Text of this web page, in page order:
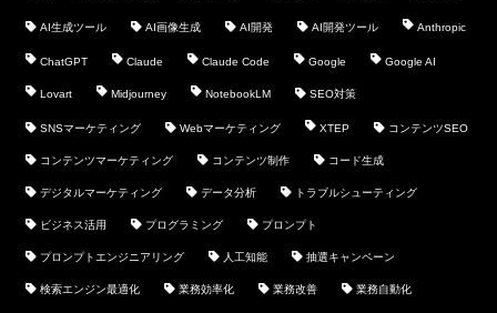
AI生成ツール AI画像生成 AI開発 AI開発ツール Anthropic
ChatGPT Claude Claude Code Google Google AI
Lovart Midjourney NotebookLM SEO対策
SNSマーケティング Webマーケティング XTEP コンテンツSEO
コンテンツマーケティング コンテンツ制作 コード生成
デジタルマーケティング データ分析 トラブルシューティング
ビジネス活用 プログラミング プロンプト
プロンプトエンジニアリング 人工知能 抽選キャンペーン
検索エンジン最適化 業務効率化 業務改善 業務自動化